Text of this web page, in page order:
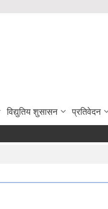
विद्युतिय शुसासन प्रतिवेदन